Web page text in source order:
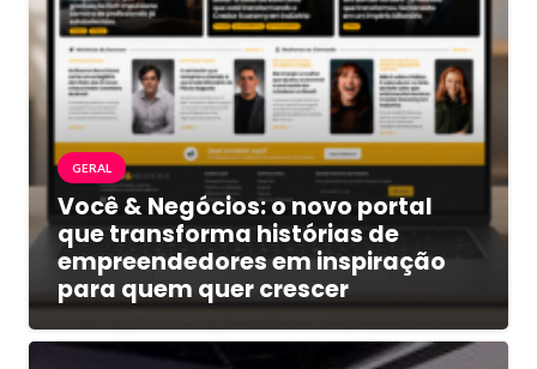
GERAL
Você & Negócios: o novo portal
que transforma histórias de
empreendedores em inspiração
para quem quer crescer